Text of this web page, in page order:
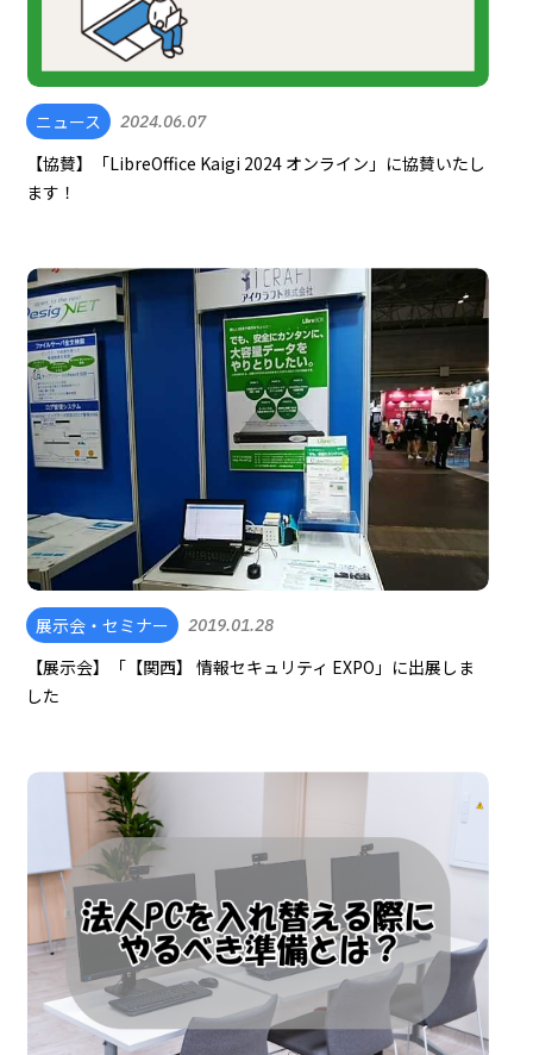
ニュース 2024.06.07
【協賛】「LibreOffice Kaigi 2024 オンライン」に協賛いたし
ます！
展示会・セミナー 2019.01.28
【展示会】「【関西】 情報セキュリティ EXPO」に出展しま
した